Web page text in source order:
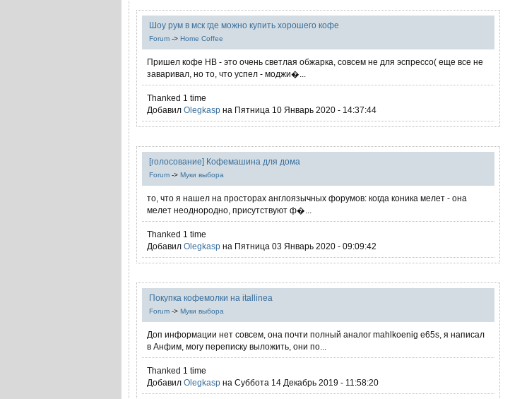
Шоу рум в мск где можно купить хорошего кофе
Forum -> Home Coffee
Пришел кофе HB - это очень светлая обжарка, совсем не для эспрессо( еще все не
заваривал, но то, что успел - моджи�...
Thanked 1 time
Добавил Olegkasp на Пятница 10 Январь 2020 - 14:37:44
[голосование] Кофемашина для дома
Forum -> Муки выбора
то, что я нашел на просторах англоязычных форумов: когда коника мелет - она
мелет неоднородно, присутствуют ф�...
Thanked 1 time
Добавил Olegkasp на Пятница 03 Январь 2020 - 09:09:42
Покупка кофемолки на itallinea
Forum -> Муки выбора
Доп информации нет совсем, она почти полный аналог mahlkoenig e65s, я написал
в Анфим, могу переписку выложить, они по...
Thanked 1 time
Добавил Olegkasp на Суббота 14 Декабрь 2019 - 11:58:20